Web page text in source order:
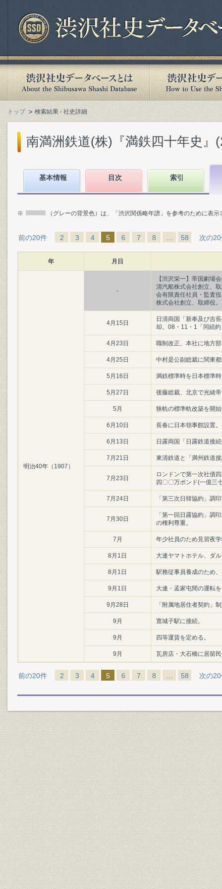
トップ 検索結果 - 社史詳細
南満洲鉄道(株)『満鉄四十年史』
基本情報 目次 索引
※ （グレーの背景色）は、「渋沢関係略年譜」を参考のために表
前の20件 2 3 4 5 6 7 8 58 次の
年 月日
明治40年（1907）
-
【渋沢栄一】帝国劇場
清汽船株式会社創立、
会有限責任社員・監査
株式会社創立、取締役
4月15日
日清両国「新奉及び吉
却。08・11・1「同続
4月23日 職制改正、本社に地方
4月25日 中村是公副総裁に関東
5月16日 満鉄標準時を日本標準
5月27日 後藤総裁、北京で光緒
5月 狭軌の標準軌改築を開
6月10日 長春に日本領事館設置。
6月13日 日露両国「日露鉄道接
7月21日 東清鉄道と「満州鉄道
7月23日
ロンドンで第一次社債
四〇〇万ポンド(一億三
7月24日 「第三次日韓協約」調
7月30日
「第一回日露協約」調
の権利尊重。
7月 年少社員のため見習夜
8月1日 大連ヤマトホテル、ダ
8月1日 駅務従事員養成のため
9月1日 大連・孟家屯間の運転
9月28日 「附属地居住者契約」
9月 寛城子駅に接続。
9月 四等運賃を定める。
9月 瓦房店・大石橋に居留
前の20件 2 3 4 5 6 7 8 58 次の